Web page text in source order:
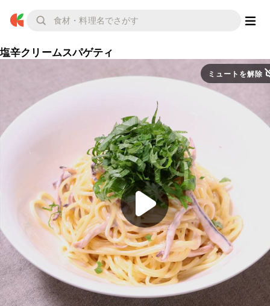
塩辛クリームスパゲティ
ミュートを解除